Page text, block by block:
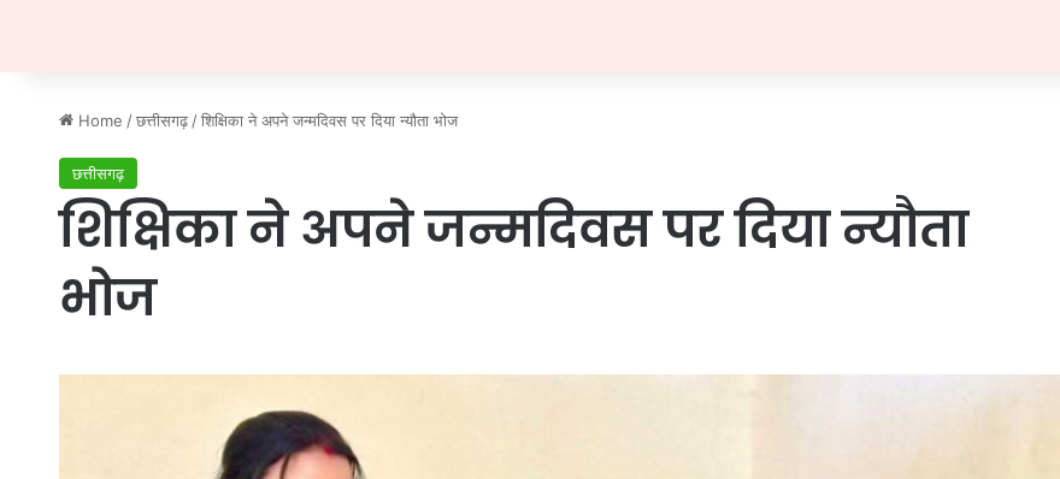
Home / छत्तीसगढ़ / शिक्षिका ने अपने जन्मदिवस पर दिया न्यौता भोज
छत्तीसगढ़
शिक्षिका ने अपने जन्मदिवस पर दिया न्यौता
भोज